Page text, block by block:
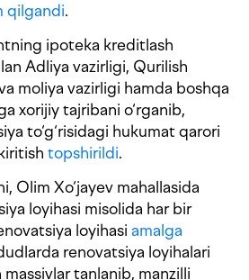
qilgandi.
ipoteka kreditlash
Adliya vazirligi, Qurilish
moliya vazirligi hamda boshqa
xorijiy tajribani o‘rganib,
to‘g‘risidagi hukumat qarori
topshirildi.
Olim Xo‘jayev mahallasida
loyihasi misolida har bir
loyihasi amalga
renovatsiya loyihalari
tanlanib, manzilli